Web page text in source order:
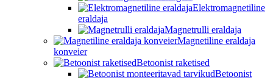
Elektromagnetiline
eraldaja
Magnetrulli eraldaja
Magnetiline eraldaja
konveier
Betoonist raketised
Betoonist